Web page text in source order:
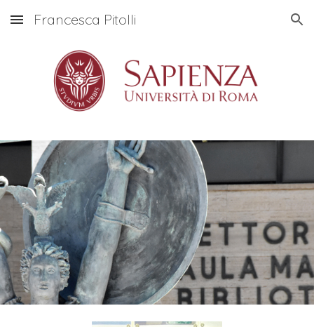
Skip to main content Skip to navigation
Francesca Pitolli